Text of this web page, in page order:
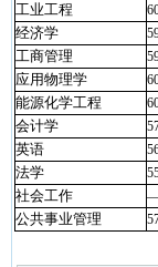
工业工程
经济学
工商管理
应用物理学
能源化学工程
会计学
英语
法学
社会工作
公共事业管理